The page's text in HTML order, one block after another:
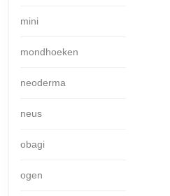
mini
mondhoeken
neoderma
neus
obagi
ogen